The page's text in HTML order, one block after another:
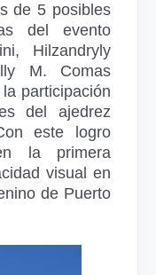
de 5 posibles
del evento
Hilzandryly
M. Comas
participación
del ajedrez
este logro
la primera
visual en
de Puerto